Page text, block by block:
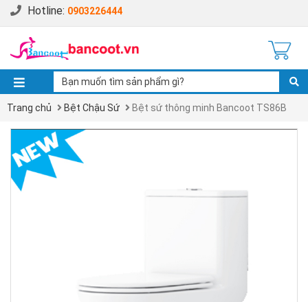
Hotline: 0903226444
Trang chủ Bệt Chậu Sứ Bệt sứ thông minh Bancoot TS86B